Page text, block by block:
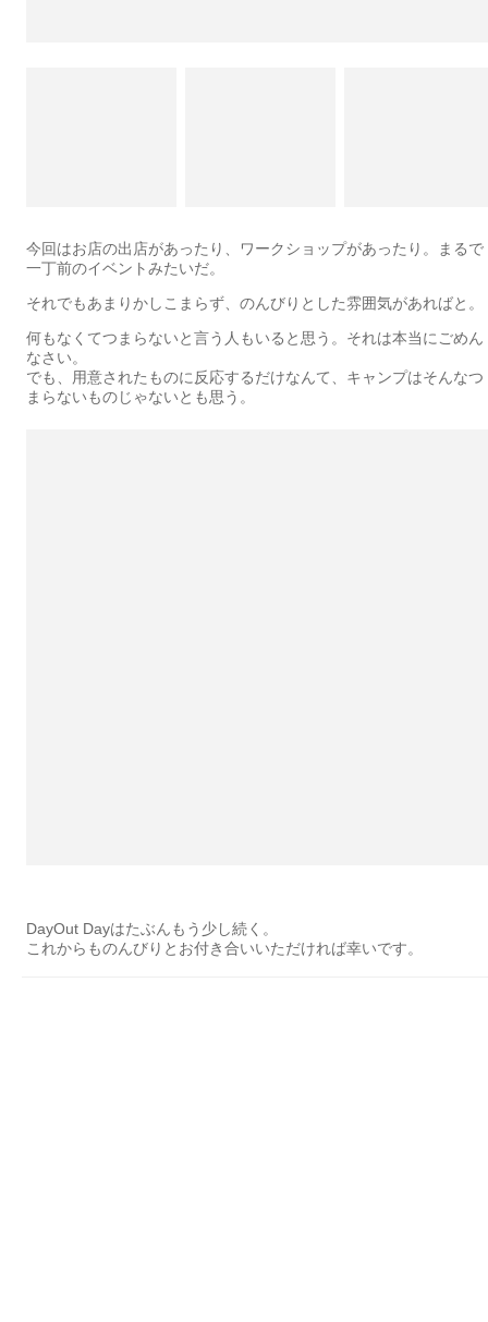
今回はお店の出店があったり、ワークショップがあったり。まるで
一丁前のイベントみたいだ。
それでもあまりかしこまらず、のんびりとした雰囲気があればと。
何もなくてつまらないと言う人もいると思う。それは本当にごめん
なさい。
でも、用意されたものに反応するだけなんて、キャンプはそんなつ
まらないものじゃないとも思う。
DayOut Dayはたぶんもう少し続く。
これからものんびりとお付き合いいただければ幸いです。